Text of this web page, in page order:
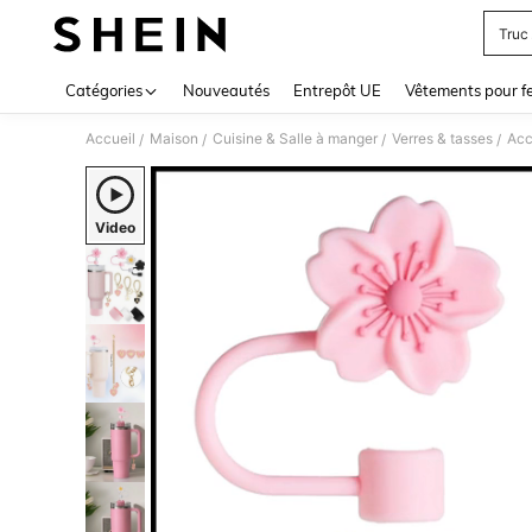
Truc
Catégories Nouveautés Entrepôt UE Vêtements pour
Accueil / Maison / Cuisine & Salle à manger / Verres & tasses /
Video